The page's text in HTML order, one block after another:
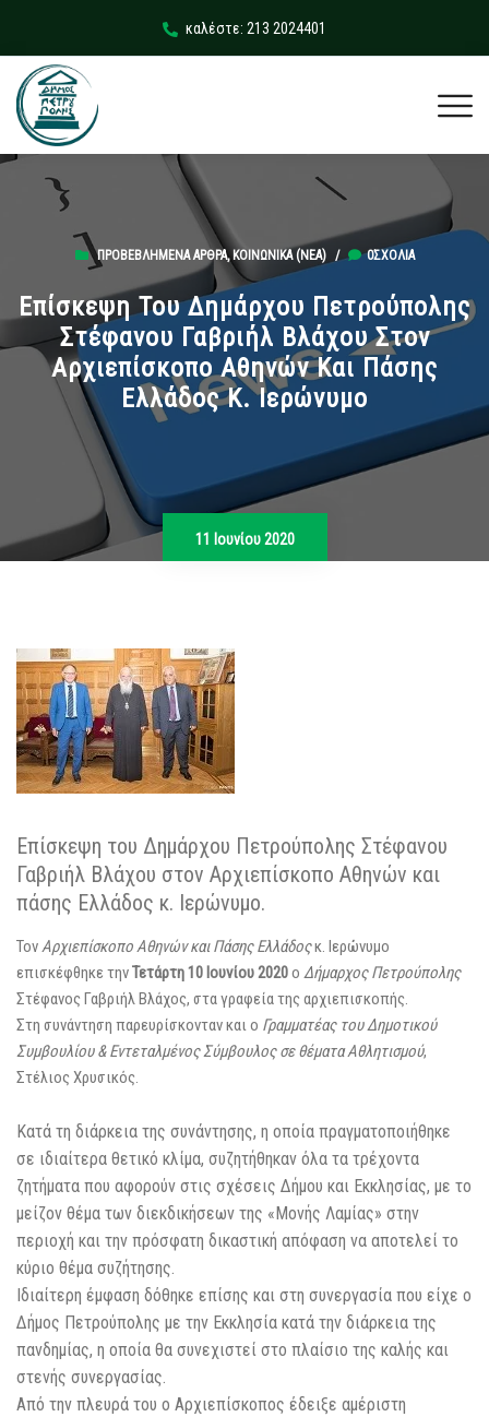
καλέστε: 213 2024401
ΠΡΟΒΕΒΛΗΜΈΝΑ ΆΡΘΡΑ, ΚΟΙΝΩΝΙΚΆ (ΝΕΑ)/ 0ΣΧΌΛΙΑ
Επίσκεψη Του Δημάρχου Πετρούπολης
Στέφανου Γαβριήλ Βλάχου Στον
Αρχιεπίσκοπο Αθηνών Και Πάσης
Ελλάδος Κ. Ιερώνυμο
11 Ιουνίου 2020
Επίσκεψη του Δημάρχου Πετρούπολης Στέφανου
Γαβριήλ Βλάχου στον Αρχιεπίσκοπο Αθηνών και
πάσης Ελλάδος κ. Ιερώνυμο.
ΤονΑρχιεπίσκοπο Αθηνών και Πάσης Ελλάδοςκ. Ιερώνυμο
επισκέφθηκε τηνΤετάρτη 10 Ιουνίου 2020ο Δήμαρχος Πετρούπολης
Στέφανος Γαβριήλ Βλάχος, στα γραφεία της αρχιεπισκοπής.
Στη συνάντηση παρευρίσκονταν και ο Γραμματέας του Δημοτικού
Συμβουλίου & Εντεταλμένος Σύμβουλος σε θέματα Αθλητισμού,
Στέλιος Χρυσικός.
Κατά τη διάρκεια της συνάντησης, η οποία πραγματοποιήθηκε
σε ιδιαίτερα θετικό κλίμα, συζητήθηκαν όλα τα τρέχοντα
ζητήματα που αφορούν στις σχέσεις Δήμου και Εκκλησίας, με το
μείζον θέμα των διεκδικήσεων της «Μονής Λαμίας» στην
περιοχή και την πρόσφατη δικαστική απόφαση να αποτελεί το
κύριο θέμα συζήτησης.
Ιδιαίτερη έμφαση δόθηκε επίσης και στη συνεργασία που είχε ο
Δήμος Πετρούπολης με την Εκκλησία κατά την διάρκεια της
πανδημίας, η οποία θα συνεχιστεί στο πλαίσιο της καλής και
στενής συνεργασίας.
Από την πλευρά του ο Αρχιεπίσκοπος έδειξε αμέριστη